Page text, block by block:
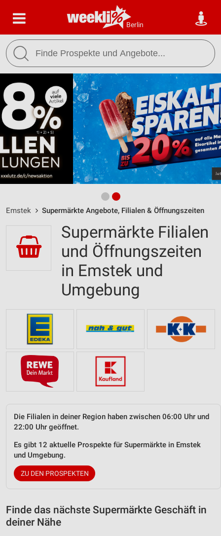
Berlin
Emstek Supermärkte Angebote, Filialen & Öffnungszeiten
Supermärkte Filialen
und Öffnungszeiten
in Emstek und
Umgebung
Die Filialen in deiner Region haben zwischen 06:00 Uhr und
22:00 Uhr geöffnet.
Es gibt 12 aktuelle Prospekte für Supermärkte in Emstek
und Umgebung.
ZU DEN PROSPEKTEN
Finde das nächste Supermärkte Geschäft in
deiner Nähe